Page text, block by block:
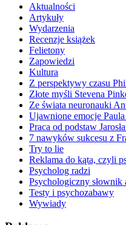
Aktualności
Artykuły
Wydarzenia
Recenzje książek
Felietony
Zapowiedzi
Kultura
Z perspektywy czasu
Złote myśli Stevena
Ze świata neuronauki
Ujawnione emocje
Praca od podstaw
7 nawyków sukcesu z
Try to lie
Reklama do kąta, czyli
Psycholog radzi
Psychologiczny słownik
Testy i psychozabawy
Wywiady